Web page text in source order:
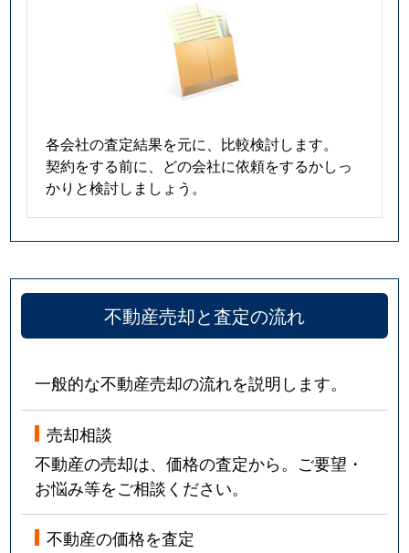
各会社の査定結果を元に、比較検討します。
契約をする前に、どの会社に依頼をするかしっ
かりと検討しましょう。
不動産売却と査定の流れ
一般的な不動産売却の流れを説明します。
売却相談
不動産の売却は、価格の査定から。ご要望・
お悩み等をご相談ください。
不動産の価格を査定